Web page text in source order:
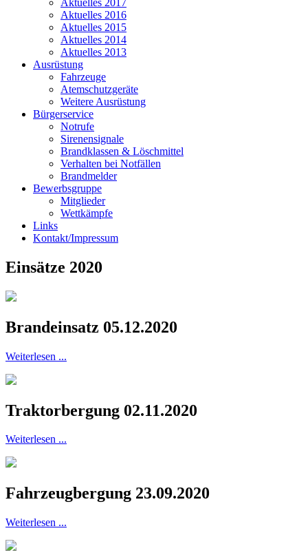
Aktuelles 2017
Aktuelles 2016
Aktuelles 2015
Aktuelles 2014
Aktuelles 2013
Ausrüstung
Fahrzeuge
Atemschutzgeräte
Weitere Ausrüstung
Bürgerservice
Notrufe
Sirenensignale
Brandklassen & Löschmittel
Verhalten bei Notfällen
Brandmelder
Bewerbsgruppe
Mitglieder
Wettkämpfe
Links
Kontakt/Impressum
Einsätze 2020
Brandeinsatz 05.12.2020
Weiterlesen ...
Traktorbergung 02.11.2020
Weiterlesen ...
Fahrzeugbergung 23.09.2020
Weiterlesen ...